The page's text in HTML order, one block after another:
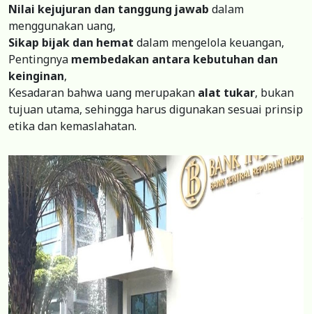
Nilai kejujuran dan tanggung jawab dalam
menggunakan uang,
Sikap bijak dan hemat dalam mengelola keuangan,
Pentingnya membedakan antara kebutuhan dan
keinginan,
Kesadaran bahwa uang merupakan alat tukar, bukan
tujuan utama, sehingga harus digunakan sesuai prinsip
etika dan kemaslahatan.